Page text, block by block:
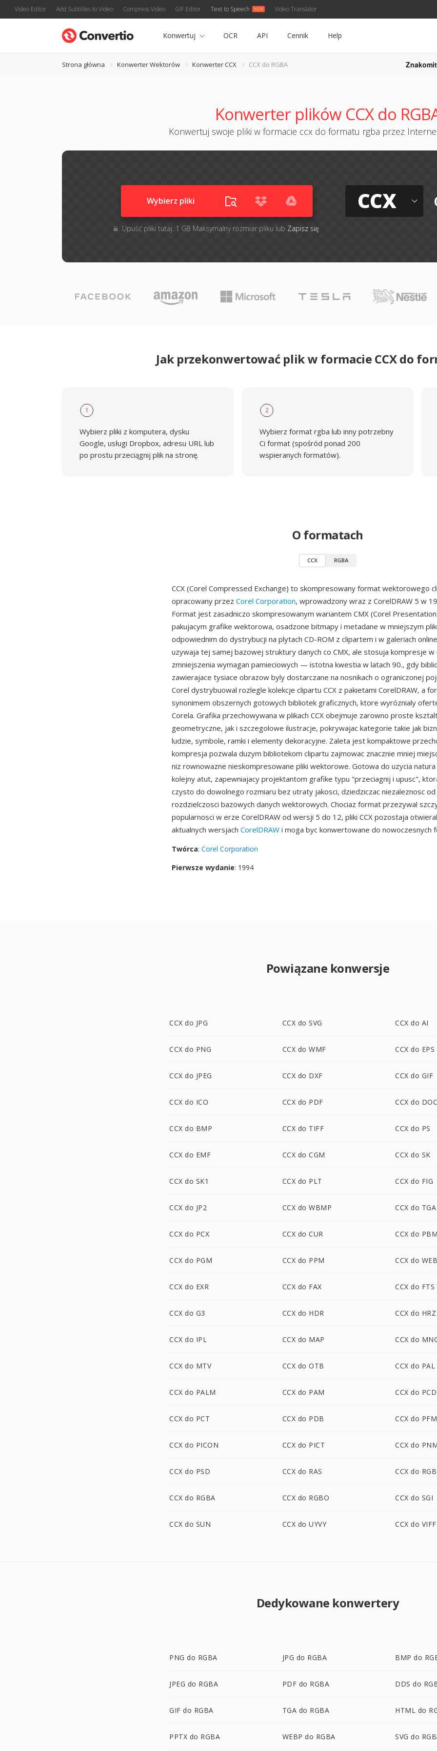
Video Editor Add Subtitles to Video Compress Video GIF Editor Text to Speech Video Translator
Konwertuj OCR API Cennik Help
Strona główna Konwerter Wektorów Konwerter CCX CCX do RGBA
Konwerter plików CCX do
Konwertuj swoje pliki w formacie ccx do formatu rgba przez
Wybierz pliki
Upuść pliki tutaj. 1 GB Maksymalny rozmiar pliku lub Zapisz się
CCX
Jak przekonwertować plik w formacie CCX do
1
Wybierz pliki z komputera, dysku
Google, usługi Dropbox, adresu URL lub
po prostu przeciągnij plik na stronę.
2
Wybierz format rgba lub inny potrzebny
Ci format (spośród ponad 200
wspieranych formatów).
O formatach
CCX RGBA
CCX (Corel Compressed Exchange) to skompresowany format wektorowego
opracowany przez Corel Corporation, wprowadzony wraz z CorelDRAW 5 w
Format jest zasadniczo skompresowanym wariantem CMX (Corel Presentation
pakujacym grafike wektorowa, osadzone bitmapy i metadane w mniejszym
odpowiednim do dystrybucji na plytach CD-ROM z clipartem i w galeriach
uzywaja tej samej bazowej struktury danych co CMX, ale stosuja kompresje w
zmniejszenia wymagan pamieciowych — istotna kwestia w latach 90., gdy
zawierajace tysiace obrazow byly dostarczane na nosnikach o ograniczonej
Corel dystrybuowal rozlegle kolekcje clipartu CCX z pakietami CorelDRAW, a
synonimem obszernych gotowych bibliotek graficznych, ktore wyróznialy
Corela. Grafika przechowywana w plikach CCX obejmuje zarowno proste
geometryczne, jak i szczegolowe ilustracje, pokrywajac kategorie takie jak
ludzie, symbole, ramki i elementy dekoracyjne. Zaleta jest kompaktowe
kompresja pozwala duzym bibliotekom clipartu zajmowac znacznie mniej
niz rownowazne nieskompresowane pliki wektorowe. Gotowa do uzycia natura
kolejny atut, zapewniajacy projektantom grafike typu "przeciagnij i upusc",
czysto do dowolnego rozmiaru bez utraty jakosci, dziedziczac niezaleznosc od
rozdzielczosci bazowych danych wektorowych. Chociaz format przezywal
popularnosci w erze CorelDRAW od wersji 5 do 12, pliki CCX pozostaja
aktualnych wersjach CorelDRAW i moga byc konwertowane do nowoczesnych
Twórca: Corel Corporation
Pierwsze wydanie: 1994
Powiązane konwersje
CCX do JPG CCX do SVG CCX do AI
CCX do PNG CCX do WMF CCX do EPS
CCX do JPEG CCX do DXF CCX do GIF
CCX do ICO CCX do PDF CCX do DOC
CCX do BMP CCX do TIFF CCX do PS
CCX do EMF CCX do CGM CCX do SK
CCX do SK1 CCX do PLT CCX do FIG
CCX do JP2 CCX do WBMP CCX do TGA
CCX do PCX CCX do CUR CCX do PBM
CCX do PGM CCX do PPM CCX do
CCX do EXR CCX do FAX CCX do FTS
CCX do G3 CCX do HDR CCX do HRZ
CCX do IPL CCX do MAP CCX do
CCX do MTV CCX do OTB CCX do PAL
CCX do PALM CCX do PAM CCX do PCD
CCX do PCT CCX do PDB CCX do PFM
CCX do PICON CCX do PICT CCX do
CCX do PSD CCX do RAS CCX do RGB
CCX do RGBA CCX do RGBO CCX do SGI
CCX do SUN CCX do UYVY CCX do VIFF
Dedykowane konwertery
PNG do RGBA JPG do RGBA BMP do
JPEG do RGBA PDF do RGBA DDS do
GIF do RGBA TGA do RGBA HTML do
PPTX do RGBA WEBP do RGBA SVG do